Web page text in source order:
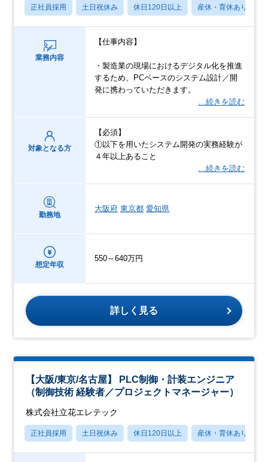
正社員採用 土日祝休み 休日120日以上 産休・育休あり
業務内容
【仕事内容】
・製造業の現場におけるデジタル化を推進
するため、PCベースのシステム設計／開
発に携わっていただきます。
…続きを読む
対象となる方
【必須】
①以下を用いたシステム開発の実務経験が
４年以上あること
…続きを読む
勤務地
大阪府 東京都 愛知県
想定年収
550～640万円
詳しく見る
【大阪/東京/名古屋】 PLC制御・計装エンジニア
（制御技術 経験者／プロジェクトマネージャー）
株式会社立花エレテック
正社員採用 土日祝休み 休日120日以上 産休・育休あり